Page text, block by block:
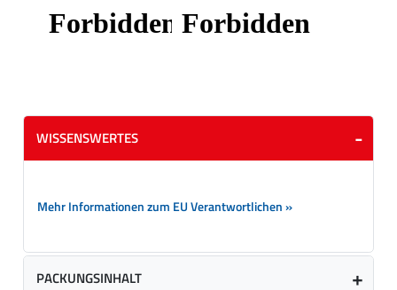
WISSENSWERTES
Mehr Informationen zum EU Verantwortlichen »
PACKUNGSINHALT